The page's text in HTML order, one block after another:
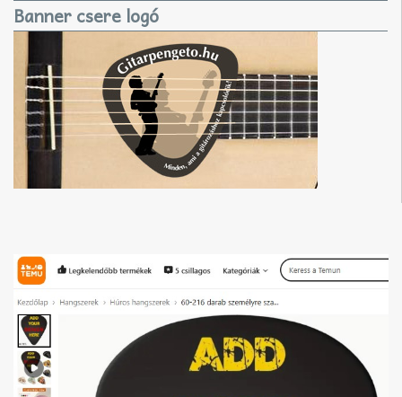
Banner csere logó